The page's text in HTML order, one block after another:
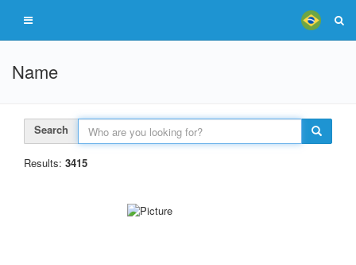
Name
Search
Results: 3415